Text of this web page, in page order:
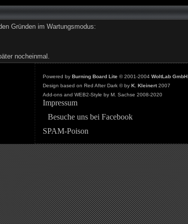
Gründen im Wartungsmodus:
nocheinmal.
Powered by Burning Board Lite© 2001-2004 WoltLab GmbH
Design based on Red After Dark © by K. Kleinert2007
Add-ons and WEB2-Style by M. Sachse 2008-2020
Impressum
Besuche uns bei Facebook
SPAM-Poison